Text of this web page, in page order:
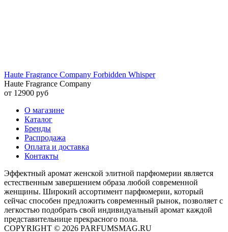
Haute Fragrance Company Forbidden Whisper
Haute Fragrance Company
от 12900 руб
О магазине
Каталог
Бренды
Распродажа
Оплата и доставка
Контакты
Эффектный аромат женской элитной парфюмерии является
естественным завершением образа любой современной
женщины. Широкий ассортимент парфюмерии, который
сейчас способен предложить современный рынок, позволяет с
легкостью подобрать свой индивидуальный аромат каждой
представительнице прекрасного пола.
COPYRIGHT © 2026 PARFUMSMAG.RU